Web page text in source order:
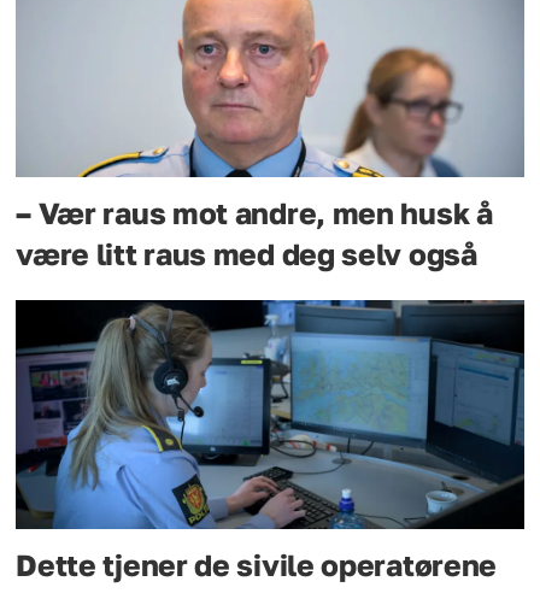
– Vær raus mot andre, men husk å
være litt raus med deg selv også
Dette tjener de sivile operatørene